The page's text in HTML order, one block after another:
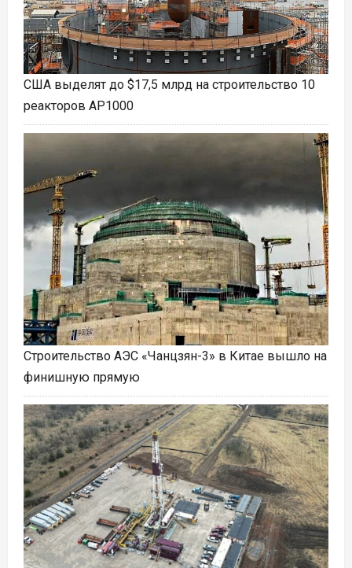
США выделят до $17,5 млрд на строительство 10
реакторов AP1000
Строительство АЭС «Чанцзян-3» в Китае вышло на
финишную прямую